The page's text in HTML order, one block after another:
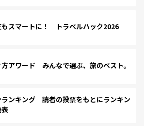
もスマートに！ トラベルハック2026
アワード みんなで選ぶ、旅のベスト。
ランキング 読者の投票をもとにランキン